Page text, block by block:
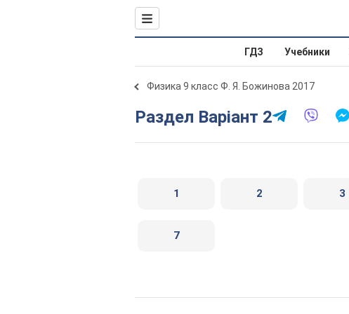
ГДЗ Учебники
Физика 9 класс Ф. Я. Божинова 2017
Раздел Варіант 2
1 2 3
7